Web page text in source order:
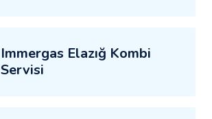
Immergas Elazığ Kombi
Servisi